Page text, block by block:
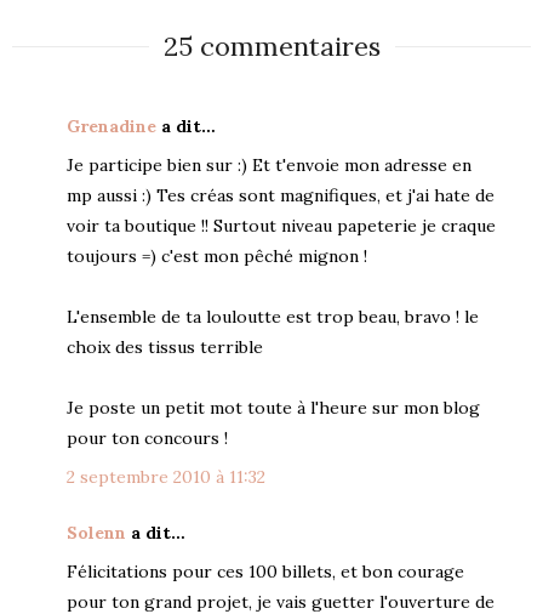
25 commentaires
Grenadine a dit…
Je participe bien sur :) Et t'envoie mon adresse en
mp aussi :) Tes créas sont magnifiques, et j'ai hate de
voir ta boutique !! Surtout niveau papeterie je craque
toujours =) c'est mon pêché mignon !
L'ensemble de ta louloutte est trop beau, bravo ! le
choix des tissus terrible
Je poste un petit mot toute à l'heure sur mon blog
pour ton concours !
2 septembre 2010 à 11:32
Solenn a dit…
Félicitations pour ces 100 billets, et bon courage
pour ton grand projet, je vais guetter l'ouverture de